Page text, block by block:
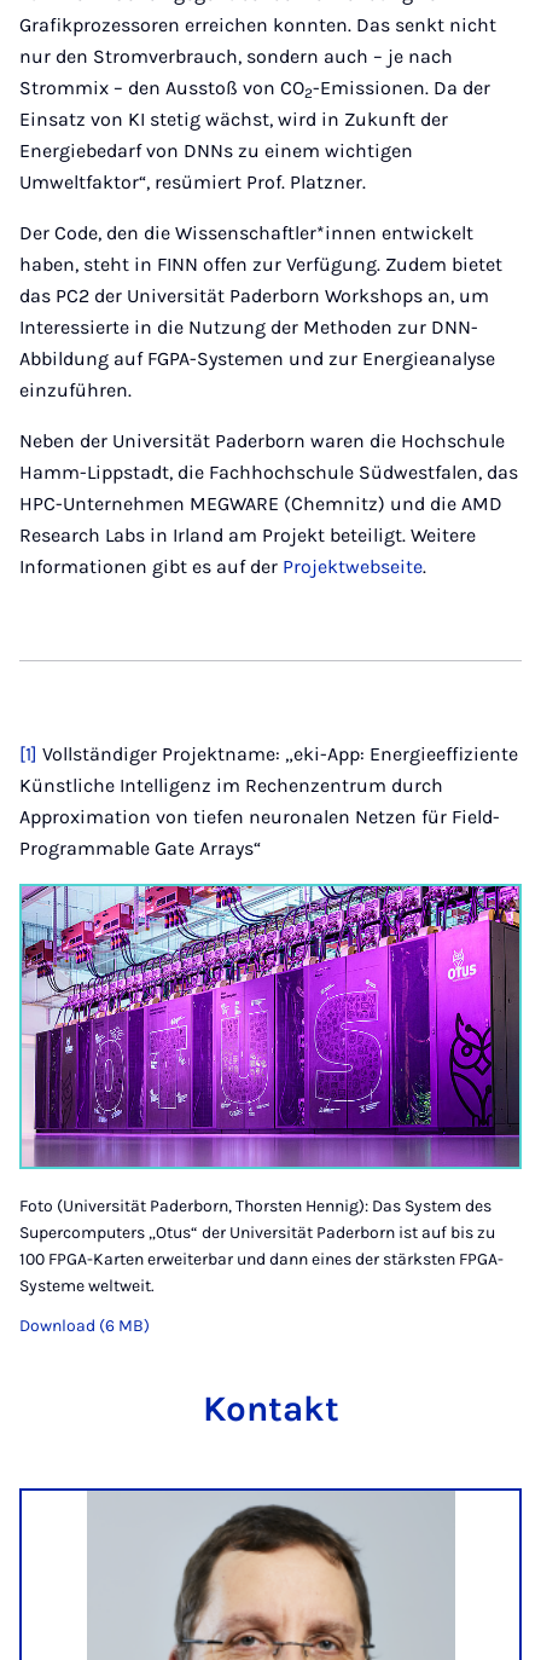
Grafikprozessoren erreichen konnten. Das senkt nicht
nur den Stromverbrauch, sondern auch – je nach
Strommix – den Ausstoß von CO2-Emissionen. Da der
Einsatz von KI stetig wächst, wird in Zukunft der
Energiebedarf von DNNs zu einem wichtigen
Umweltfaktor“, resümiert Prof. Platzner.
Der Code, den die Wissenschaftler*innen entwickelt
haben, steht in FINN offen zur Verfügung. Zudem bietet
das PC2 der Universität Paderborn Workshops an, um
Interessierte in die Nutzung der Methoden zur DNN-
Abbildung auf FGPA-Systemen und zur Energieanalyse
einzuführen.
Neben der Universität Paderborn waren die Hochschule
Hamm-Lippstadt, die Fachhochschule Südwestfalen, das
HPC-Unternehmen MEGWARE (Chemnitz) und die AMD
Research Labs in Irland am Projekt beteiligt. Weitere
Informationen gibt es auf der Projektwebseite.
[1] Vollständiger Projektname: „eki-App: Energieeffiziente
Künstliche Intelligenz im Rechenzentrum durch
Approximation von tiefen neuronalen Netzen für Field-
Programmable Gate Arrays“
Foto (Universität Paderborn, Thorsten Hennig): Das System des
Supercomputers „Otus“ der Universität Paderborn ist auf bis zu
100 FPGA-Karten erweiterbar und dann eines der stärksten FPGA-
Systeme weltweit.
Download (6 MB)
Kontakt